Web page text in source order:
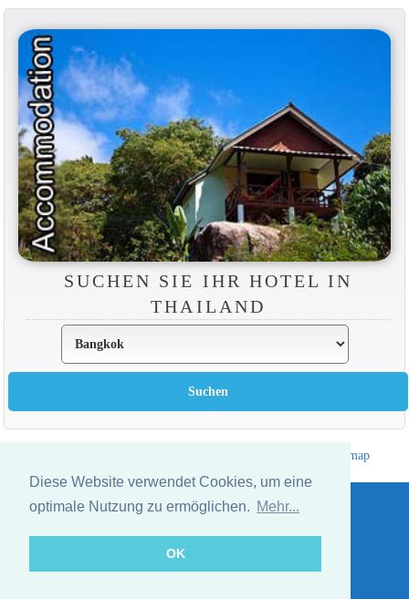
Diese Website verwendet Cookies, um eine
optimale Nutzung zu ermöglichen. Mehr...
OK
SUCHEN SIE IHR HOTEL IN
THAILAND
Sitemap
Website © Thailandee.com - 2026